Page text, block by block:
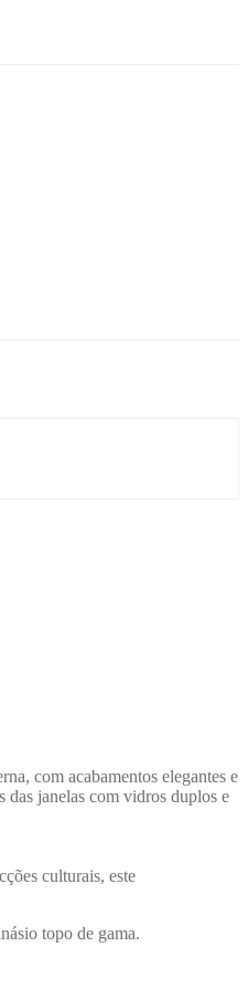
com acabamentos elegantes e
das janelas com vidros duplos e
culturais, este
topo de gama.